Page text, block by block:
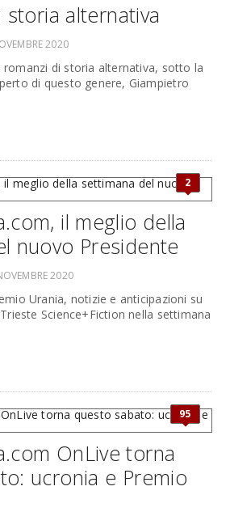
storia alternativa
2020
romanzi di storia alternativa, sotto la
di questo genere, Giampietro
2
il meglio della
nuovo Presidente
2020
Urania, notizie e anticipazioni su
Science+Fiction nella settimana
95
OnLive torna
ucronia e Premio